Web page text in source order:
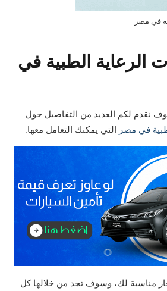
في مصر
الطبية في
نقدم لكم العديد من التفاصيل حول
في مصر التي يمكنك التعامل معها.
مناسبة لك، وسوف تجد من خلالها كل